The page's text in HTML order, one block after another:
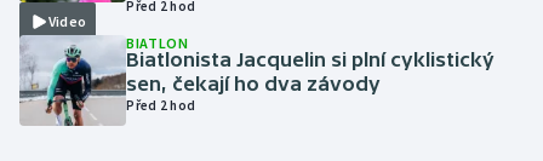
Lyže a snowboard
Moderní pětiboj
Video
Před 2 hod
BIATLON
Biatlonista Jacquelin si plní cyklistický
sen, čekají ho dva závody
Před 2 hod